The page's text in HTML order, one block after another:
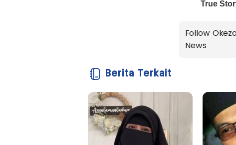
Follow
News
Berita Terkait